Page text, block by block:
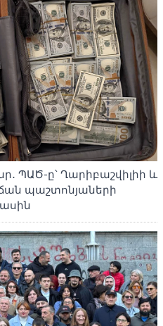
ՊԱԾ-ը՝ Ղարիբաշվիլիի և
պաշտոնյաների